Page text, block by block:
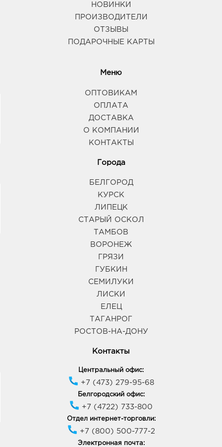
НОВИНКИ
ПРОИЗВОДИТЕЛИ
ОТЗЫВЫ
ПОДАРОЧНЫЕ КАРТЫ
Меню
ОПТОВИКАМ
ОПЛАТА
ДОСТАВКА
О КОМПАНИИ
КОНТАКТЫ
Города
БЕЛГОРОД
КУРСК
ЛИПЕЦК
СТАРЫЙ ОСКОЛ
ТАМБОВ
ВОРОНЕЖ
ГРЯЗИ
ГУБКИН
СЕМИЛУКИ
ЛИСКИ
ЕЛЕЦ
ТАГАНРОГ
РОСТОВ-НА-ДОНУ
Контакты
Центральный офис:
+7 (473) 279-95-68
Белгородский офис:
+7 (4722) 733-800
Отдел интернет-торговли:
+7 (800) 500-777-2
Электронная почта: